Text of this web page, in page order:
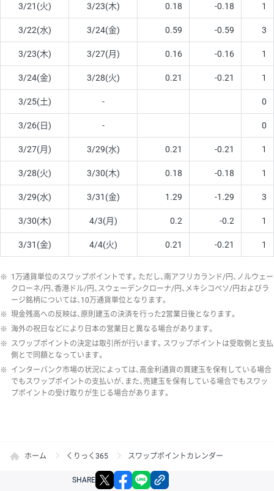
3/21(火) 3/23(木) 0.18 -0.18 1
3/22(水) 3/24(金) 0.59 -0.59 3
3/23(木) 3/27(月) 0.16 -0.16 1
3/24(金) 3/28(火) 0.21 -0.21 1
3/25(土) - 0
3/26(日) - 0
3/27(月) 3/29(水) 0.21 -0.21 1
3/28(火) 3/30(木) 0.18 -0.18 1
3/29(水) 3/31(金) 1.29 -1.29 3
3/30(木) 4/3(月) 0.2 -0.2 1
3/31(金) 4/4(火) 0.21 -0.21 1
※ 1万通貨単位のスワップポイントです。ただし、南アフリカランド/円、ノルウェー
クローネ/円、香港ドル/円、スウェーデンクローナ/円、メキシコペソ/円およびラ
ージ銘柄については、10万通貨単位となります。
※ 現金残高への反映は、原則建玉の決済を行った2営業日後となります。
※ 海外の祝日などにより日本の営業日と異なる場合があります。
※ スワップポイントの決定は取引所が行います。スワップポイントは受取側と支払
側とで同額となっています。
※ インターバンク市場の状況によっては、高金利通貨の買建玉を保有している場合
でもスワップポイントの支払いが、また、売建玉を保有している場合でもスワッ
プポイントの受け取りが生じる場合があります。
ホーム くりっく365 スワップポイントカレンダー
SHARE X facebook